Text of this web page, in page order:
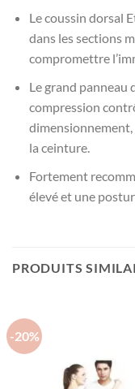
Le coussin dorsal
dans les sections
compromettre
Le grand panneau
compression
la ceinture.
Fortement
élevé et une
PRODUITS
-20%